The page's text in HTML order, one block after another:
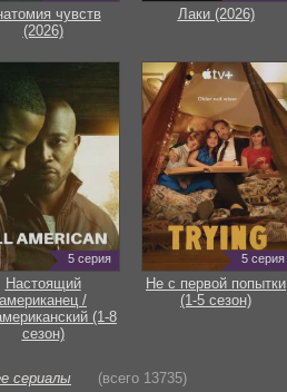
чувств
(2026)
Лаки (2026)
5 серия
Настоящий
американец /
(1-8
сезон)
5 серия
Не с первой попытки
(1-5 сезон)
сериалы (всего 13735)